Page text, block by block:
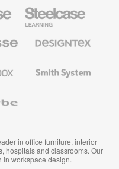
Mobilier
pour
secteur
Textiles
Muraux
System
in office furniture, interior
hospitals and classrooms. Our
in workspace design.